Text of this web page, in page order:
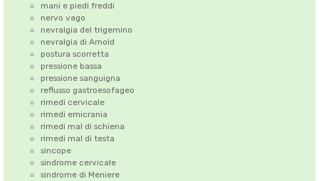
mani e piedi freddi
nervo vago
nevralgia del trigemino
nevralgia di Arnold
postura scorretta
pressione bassa
pressione sanguigna
reflusso gastroesofageo
rimedi cervicale
rimedi emicrania
rimedi mal di schiena
rimedi mal di testa
sincope
sindrome cervicale
sindrome di Meniere